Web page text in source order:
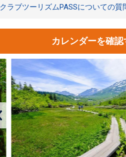
クラブツーリズムPASSについての質
カレンダーを確認